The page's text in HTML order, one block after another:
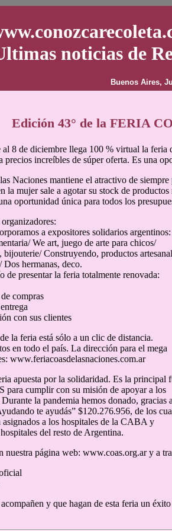
noticias de
Buenos Aires,
Edición 43° de la FERIA
8 de diciembre llega 100 % virtual la feria
precios increíbles de súper oferta. Es una
Naciones mantiene el atractivo de
la mujer sale a agotar su stock de
oportunidad única para todos los
a expositores solidarios argentinos:
We art, juego de arte para chicos/
bijouterie/ Construyendo, productos
Dos hermanas, deco.
de presentar la feria totalmente renovada:
compras
con sus clientes
la feria está sólo a un clic de distancia.
en todo el país. La dirección para el mega
www.feriacoasdelasnaciones.com.ar
apuesta por la solidaridad. Es la principal
para cumplir con su misión de apoyar a los
la pandemia hemos donado, gracias a
te ayudás” $120.276.956, de los
a los hospitales de la CABA y
del resto de Argentina.
nuestra página web: www.coas.org.ar y a
y que hagan de esta feria un